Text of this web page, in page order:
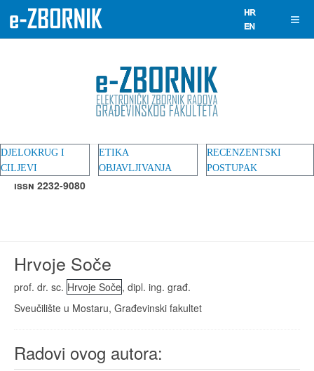
DJELOKRUG I
CILJEVI
ETIKA
OBJAVLJIVANJA
RECENZENTSKI
POSTUPAK
ISSN 2232-9080
Hrvoje Soče
prof. dr. sc. Hrvoje Soče, dipl. ing. građ.
Sveučilište u Mostaru, Građevinski fakultet
Radovi ovog autora: